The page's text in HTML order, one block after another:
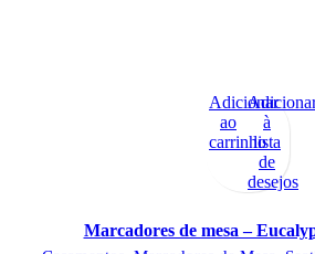
Adicionar
ao
carrinho
à
lista
de
desejos
Marcadores de mesa –